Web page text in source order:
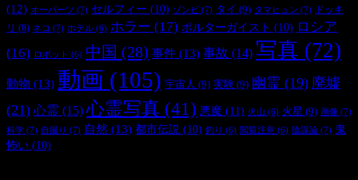
(12) オーパーツ (7) セルフィー (10) ゾンビ (7) タイ (9) タマヒュン (7)
ドッキ
リ (8) ネコ (7) ホテル (6) ホラー (17) ポルターガイスト (10) ロシア
(16)
ロボット (6) 中国 (28) 事件 (13) 事故 (14) 写真 (72)
動物 (13) 動画 (105) 宇宙人 (9) 実験 (9) 幽霊 (19) 廃墟
(21) 心霊 (15) 心霊写真 (41) 悪魔 (11) 火山 (6) 火星 (9) 画像 (7)
科学 (7) 自撮り (7) 自然 (13) 都市伝説 (10) 釣り (6) 閲覧注意 (6) 陰謀論 (7) 鬼
怖い (10)